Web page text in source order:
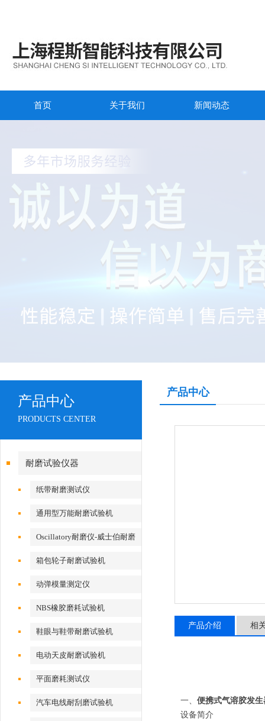
首页 关于我们 新闻动态
产品中心
PRODUCTS CENTER
耐磨试验仪器
纸带耐磨测试仪
通用型万能耐磨试验机
Oscillatory耐磨仪-威士伯耐磨
试验机
箱包轮子耐磨试验机
动弹模量测定仪
NBS橡胶磨耗试验机
鞋眼与鞋带耐磨试验机
电动天皮耐磨试验机
平面磨耗测试仪
汽车电线耐刮磨试验机
产品中心
产品介绍 相
一、 便携式气溶胶发生
设备简介